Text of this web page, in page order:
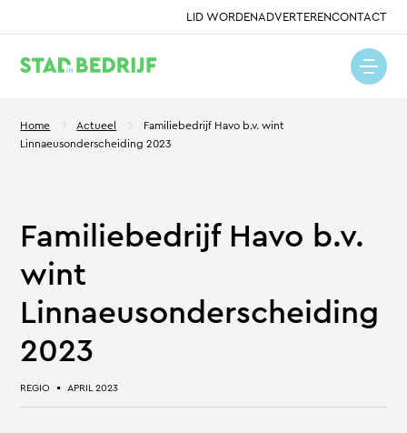
LID WORDENADVERTERENCONTACT
Home Actueel
Familiebedrijf Havo b.v. wint
Linnaeusonderscheiding 2023
Familiebedrijf Havo b.v.
wint
Linnaeusonderscheiding
2023
REGIO APRIL 2023